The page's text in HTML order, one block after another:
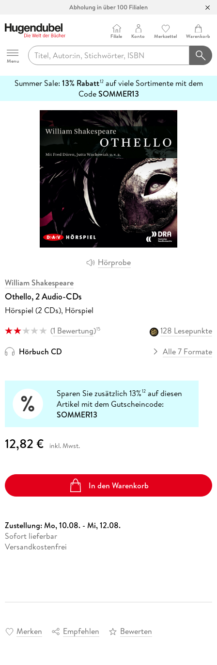
Abholung in über 100 Filialen
Hugendubel
Menu
Filiale Konto Merkzettel Warenkorb
Summer Sale: 13% Rabatt12auf viele Sortimente mit dem
CodeSOMMER13
erfahren
Hörprobe
William Shakespeare
Othello, 2 Audio-CDs
Hörspiel (2 CDs), Hörspiel
(1 Bewertung)15
128 Lesepunkte
Hörbuch CD
Alle 7 Formate
Sparen Sie zusätzlich 13%12 auf diesen
Artikel mit dem Gutscheincode:
SOMMER13
12,82 € inkl. Mwst.
In den Warenkorb
Zustellung:Mo, 10.08. - Mi, 12.08.
Sofort lieferbar
Versandkostenfrei
Merken Empfehlen Bewerten